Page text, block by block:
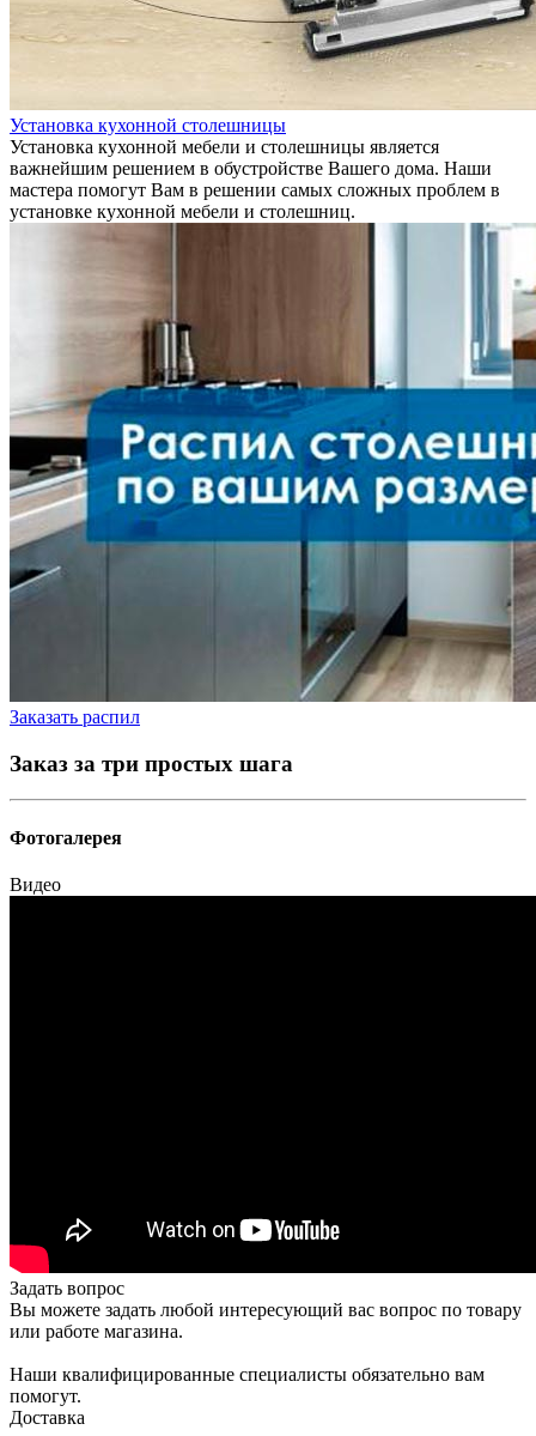
Установка кухонной столешницы
Установка кухонной мебели и столешницы является
важнейшим решением в обустройстве Вашего дома. Наши
мастера помогут Вам в решении самых сложных проблем в
установке кухонной мебели и столешниц.
Заказать распил
Заказ за три простых шага
Фотогалерея
Видео
Задать вопрос
Вы можете задать любой интересующий вас вопрос по товару
или работе магазина.
Наши квалифицированные специалисты обязательно вам
помогут.
Доставка